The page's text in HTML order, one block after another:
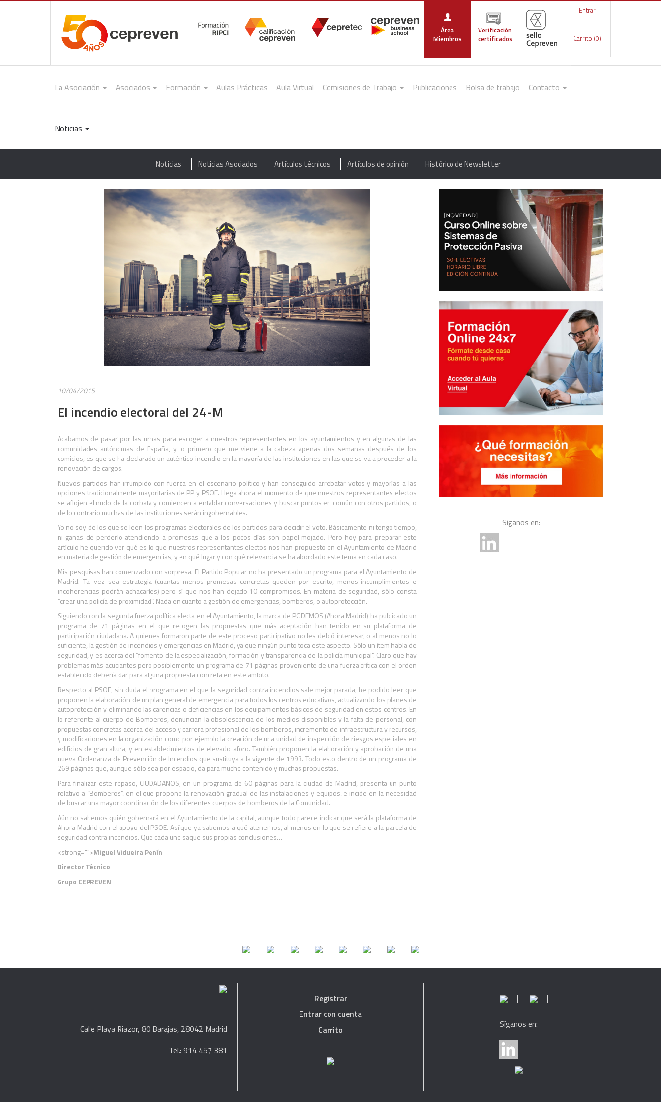
Área
Miembros
Verificación
certificados
Entrar
Carrito (0)
La Asociación Asociados Formación Aulas Prácticas Aula Virtual Comisiones de Trabajo Publicaciones Bolsa de trabajo Contacto
Noticias
Noticias Noticias Asociados Artículos técnicos Artículos de opinión Histórico de Newsletter
10/04/2015
El incendio electoral del 24-M
Acabamos de pasar por las urnas para escoger a nuestros representantes en los ayuntamientos y en algunas de las
comunidades autónomas de España, y lo primero que me viene a la cabeza apenas dos semanas después de los
comicios, es que se ha declarado un auténtico incendio en la mayoría de las instituciones en las que se va a proceder a la
renovación de cargos.
Nuevos partidos han irrumpido con fuerza en el escenario político y han conseguido arrebatar votos y mayorías a las
opciones tradicionalmente mayoritarias de PP y PSOE. Llega ahora el momento de que nuestros representantes electos
se aflojen el nudo de la corbata y comiencen a entablar conversaciones y buscar puntos en común con otros partidos, o
de lo contrario muchas de las instituciones serán ingobernables.
Yo no soy de los que se leen los programas electorales de los partidos para decidir el voto. Básicamente ni tengo tiempo,
ni ganas de perderlo atendiendo a promesas que a los pocos días son papel mojado. Pero hoy para preparar este
artículo he querido ver qué es lo que nuestros representantes electos nos han propuesto en el Ayuntamiento de Madrid
en materia de gestión de emergencias, y en qué lugar y con qué relevancia se ha abordado este tema en cada caso.
Mis pesquisas han comenzado con sorpresa. El Partido Popular no ha presentado un programa para el Ayuntamiento de
Madrid. Tal vez sea estrategia (cuantas menos promesas concretas queden por escrito, menos incumplimientos e
incoherencias podrán achacarles) pero sí que nos han dejado 10 compromisos. En materia de seguridad, sólo consta
“crear una policía de proximidad”. Nada en cuanto a gestión de emergencias, bomberos, o autoprotección.
Siguiendo con la segunda fuerza política electa en el Ayuntamiento, la marca de PODEMOS (Ahora Madrid) ha publicado un
programa de 71 páginas en el que recogen las propuestas que más aceptación han tenido en su plataforma de
participación ciudadana. A quienes formaron parte de este proceso participativo no les debió interesar, o al menos no lo
suficiente, la gestión de incendios y emergencias en Madrid, ya que ningún punto toca este aspecto. Sólo un ítem habla de
seguridad, y es acerca del “fomento de la especialización, formación y transparencia de la policía municipal”. Claro que hay
problemas más acuciantes pero posiblemente un programa de 71 páginas proveniente de una fuerza crítica con el orden
establecido debería dar para alguna propuesta concreta en este ámbito.
Respecto al PSOE, sin duda el programa en el que la seguridad contra incendios sale mejor parada, he podido leer que
proponen la elaboración de un plan general de emergencia para todos los centros educativos, actualizando los planes de
autoprotección y eliminando las carencias o deficiencias en los equipamientos básicos de seguridad en estos centros. En
lo referente al cuerpo de Bomberos, denuncian la obsolescencia de los medios disponibles y la falta de personal, con
propuestas concretas acerca del acceso y carrera profesional de los bomberos, incremento de infraestructura y recursos,
y modificaciones en la organización como por ejemplo la creación de una unidad de inspección de riesgos especiales en
edificios de gran altura, y en establecimientos de elevado aforo. También proponen la elaboración y aprobación de una
nueva Ordenanza de Prevención de Incendios que sustituya a la vigente de 1993. Todo esto dentro de un programa de
269 páginas que, aunque sólo sea por espacio, da para mucho contenido y muchas propuestas.
Para finalizar este repaso, CIUDADANOS, en un programa de 60 páginas para la ciudad de Madrid, presenta un punto
relativo a “Bomberos”, en el que propone la renovación gradual de las instalaciones y equipos, e incide en la necesidad
de buscar una mayor coordinación de los diferentes cuerpos de bomberos de la Comunidad.
Aún no sabemos quién gobernará en el Ayuntamiento de la capital, aunque todo parece indicar que será la plataforma de
Ahora Madrid con el apoyo del PSOE. Así que ya sabemos a qué atenernos, al menos en lo que se refiere a la parcela de
seguridad contra incendios. Que cada uno saque sus propias conclusiones…
<strong="">Miguel Vidueira Penín
Director Técnico
Grupo CEPREVEN
Síganos en:
Calle Playa Riazor, 80 Barajas, 28042 Madrid
Tel.: 914 457 381
Registrar
Entrar con cuenta
Carrito
Síganos en: